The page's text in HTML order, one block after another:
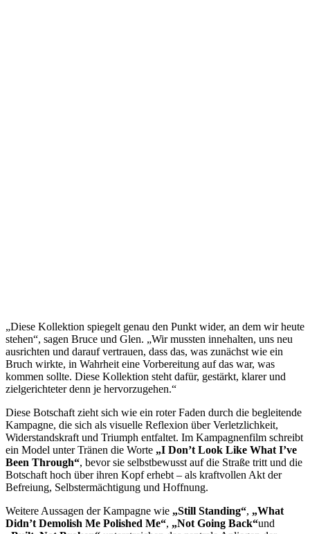
„Diese Kollektion spiegelt genau den Punkt wider, an dem wir heute
stehen“, sagen Bruce und Glen. „Wir mussten innehalten, uns neu
ausrichten und darauf vertrauen, dass das, was zunächst wie ein
Bruch wirkte, in Wahrheit eine Vorbereitung auf das war, was
kommen sollte. Diese Kollektion steht dafür, gestärkt, klarer und
zielgerichteter denn je hervorzugehen.“
Diese Botschaft zieht sich wie ein roter Faden durch die begleitende
Kampagne, die sich als visuelle Reflexion über Verletzlichkeit,
Widerstandskraft und Triumph entfaltet. Im Kampagnenfilm schreibt
ein Model unter Tränen die Worte „I Don’t Look Like What I’ve
Been Through“, bevor sie selbstbewusst auf die Straße tritt und die
Botschaft hoch über ihren Kopf erhebt – als kraftvollen Akt der
Befreiung, Selbstermächtigung und Hoffnung.
Weitere Aussagen der Kampagne wie „Still Standing“, „What
Didn’t Demolish Me Polished Me“, „Not Going Back“und